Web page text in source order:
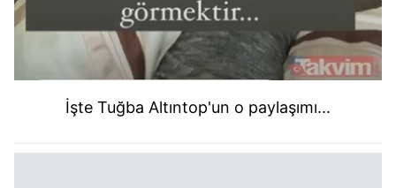
İşte Tuğba Altıntop'un o paylaşımı...